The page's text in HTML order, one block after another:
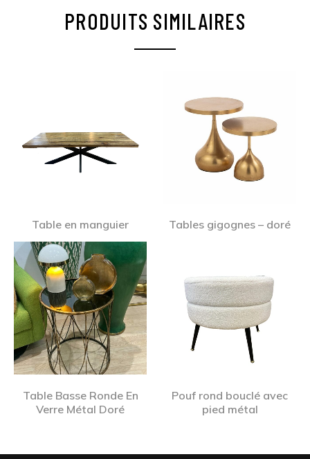
PRODUITS SIMILAIRES
Table en manguier Tables gigognes – doré
Table Basse Ronde En
Verre Métal Doré
Pouf rond bouclé avec
pied métal